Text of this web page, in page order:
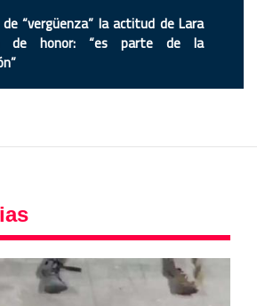
“vergüenza” la actitud de Lara
de honor: “es parte de la